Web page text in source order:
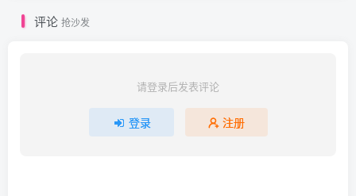
评论 抢沙发
请登录后发表评论
登录 注册